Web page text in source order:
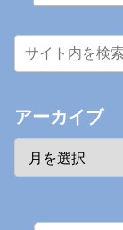
アーカイブ